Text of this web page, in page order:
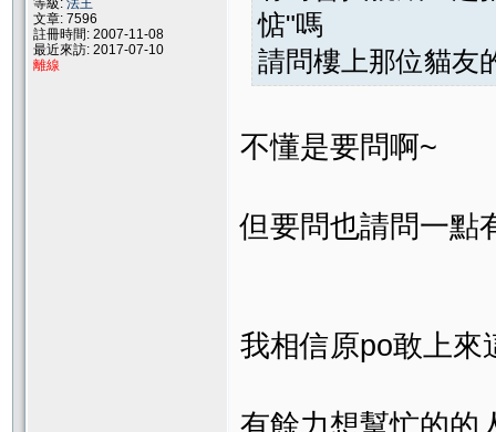
文章: 7596
註冊時間: 2007-11-08
最近來訪: 2017-07-10
離線
惦"嗎
請問樓上那位貓友
不懂是要問啊~
但要問也請問一點
我相信原po敢上來
有餘力想幫忙的的